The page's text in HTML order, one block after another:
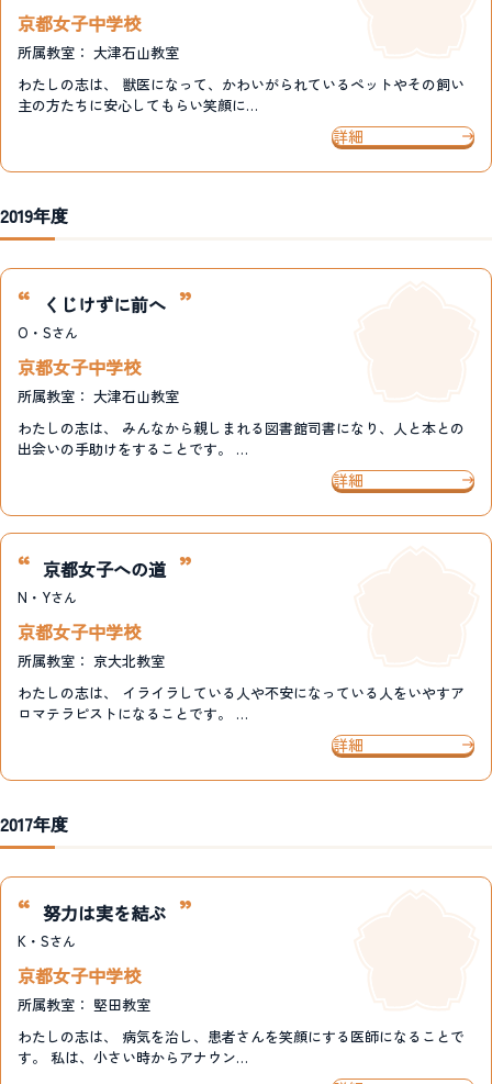
京都女子中学校
所属教室： 大津石山教室
わたしの志は、 獣医になって、かわいがられているペットやその飼い
主の方たちに安心してもらい笑顔に…
詳細
2019年度
くじけずに前へ
O・Sさん
京都女子中学校
所属教室： 大津石山教室
わたしの志は、 みんなから親しまれる図書館司書になり、人と本との
出会いの手助けをすることです。 …
詳細
京都女子への道
N・Yさん
京都女子中学校
所属教室： 京大北教室
わたしの志は、 イライラしている人や不安になっている人をいやすア
ロマテラピストになることです。 …
詳細
2017年度
努力は実を結ぶ
K・Sさん
京都女子中学校
所属教室： 堅田教室
わたしの志は、 病気を治し、患者さんを笑顔にする医師になることで
す。 私は、小さい時からアナウン…